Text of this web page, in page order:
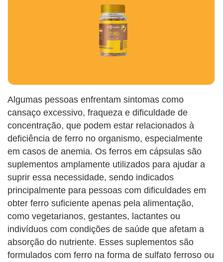
Algumas pessoas enfrentam sintomas como
cansaço excessivo, fraqueza e dificuldade de
concentração, que podem estar relacionados à
deficiência de ferro no organismo, especialmente
em casos de anemia. Os ferros em cápsulas são
suplementos amplamente utilizados para ajudar a
suprir essa necessidade, sendo indicados
principalmente para pessoas com dificuldades em
obter ferro suficiente apenas pela alimentação,
como vegetarianos, gestantes, lactantes ou
indivíduos com condições de saúde que afetam a
absorção do nutriente. Esses suplementos são
formulados com ferro na forma de sulfato ferroso ou